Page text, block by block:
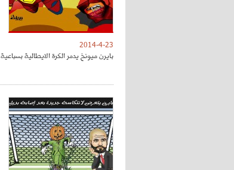
2014-4-23
بايرن ميونخ يدمر الكرة الايطالية بسباعية